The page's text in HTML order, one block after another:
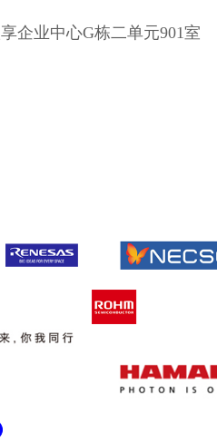
业中心G栋二单元901室